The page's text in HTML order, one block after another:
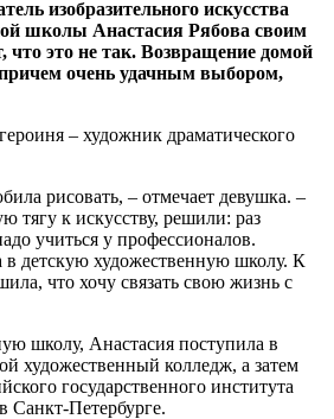
изобразительного искусства
школы Анастасия Рябова своим
что это не так. Возвращение домой
очень удачным выбором,
– художник драматического
рисовать, – отмечает девушка. –
тягу к искусству, решили: раз
учиться у профессионалов.
в детскую художественную школу. К
что хочу связать свою жизнь с
школу, Анастасия поступила в
художественный колледж, а затем
государственного института
Санкт-Петербурге.